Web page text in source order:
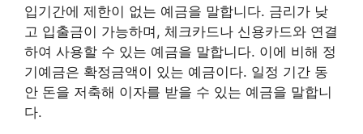
입기간에 제한이 없는 예금을 말합니다. 금리가 낮
고 입출금이 가능하며, 체크카드나 신용카드와 연결
하여 사용할 수 있는 예금을 말합니다. 이에 비해 정
기예금은 확정금액이 있는 예금이다. 일정 기간 동
안 돈을 저축해 이자를 받을 수 있는 예금을 말합니
다.